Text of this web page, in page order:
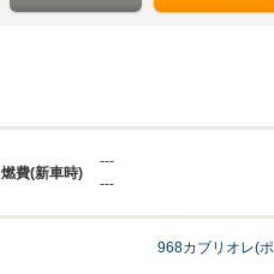
燃費(新車時)
---
---
968カブリオレ(